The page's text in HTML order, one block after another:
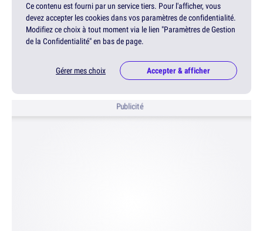
Ce contenu est fourni par un service tiers. Pour l'afficher, vous
devez accepter les cookies dans vos paramètres de confidentialité.
Modifiez ce choix à tout moment via le lien "Paramètres de Gestion
de la Confidentialité" en bas de page.
Gérer mes choix Accepter & afficher
Publicité